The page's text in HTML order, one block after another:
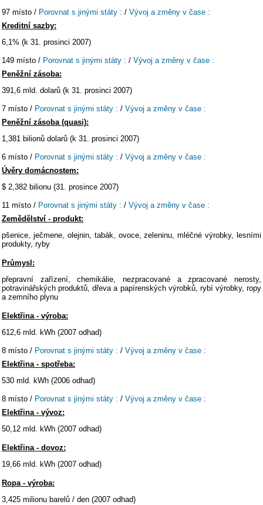
97 místo / Porovnat s jinými státy : / Vývoj a změny v čase :
Kreditní sazby:
6,1% (k 31. prosinci 2007)
149 místo / Porovnat s jinými státy : / Vývoj a změny v čase :
Peněžní zásoba:
391,6 mld. dolarů (k 31. prosinci 2007)
7 místo / Porovnat s jinými státy : / Vývoj a změny v čase :
Peněžní zásoba (quasi):
1,381 bilionů dolarů (k 31. prosinci 2007)
6 místo / Porovnat s jinými státy : / Vývoj a změny v čase :
Úvěry domácnostem:
$ 2,382 bilionu (31. prosince 2007)
11 místo / Porovnat s jinými státy : / Vývoj a změny v čase :
Zemědělství - produkt:
pšenice, ječmene, olejnin, tabák, ovoce, zeleninu, mléčné výrobky, lesními
produkty, ryby
Průmysl:
přepravní zařízení, chemikálie, nezpracované a zpracované nerosty,
potravinářských produktů, dřeva a papírenských výrobků, rybí výrobky, ropy
a zemního plynu
Elektřina - výroba:
612,6 mld. kWh (2007 odhad)
8 místo / Porovnat s jinými státy : / Vývoj a změny v čase :
Elektřina - spotřeba:
530 mld. kWh (2006 odhad)
8 místo / Porovnat s jinými státy : / Vývoj a změny v čase :
Elektřina - vývoz:
50,12 mld. kWh (2007 odhad)
Elektřina - dovoz:
19,66 mld. kWh (2007 odhad)
Ropa - výroba:
3,425 milionu barelů / den (2007 odhad)